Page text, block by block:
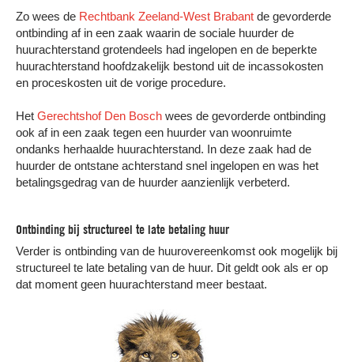
Zo wees de Rechtbank Zeeland-West Brabant de gevorderde
ontbinding af in een zaak waarin de sociale huurder de
huurachterstand grotendeels had ingelopen en de beperkte
huurachterstand hoofdzakelijk bestond uit de incassokosten
en proceskosten uit de vorige procedure.
Het Gerechtshof Den Bosch wees de gevorderde ontbinding
ook af in een zaak tegen een huurder van woonruimte
ondanks herhaalde huurachterstand. In deze zaak had de
huurder de ontstane achterstand snel ingelopen en was het
betalingsgedrag van de huurder aanzienlijk verbeterd.
Ontbinding bij structureel te late betaling huur
Verder is ontbinding van de huurovereenkomst ook mogelijk bij
structureel te late betaling van de huur. Dit geldt ook als er op
dat moment geen huurachterstand meer bestaat.